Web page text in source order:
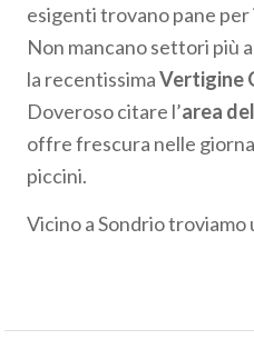
esigenti trovano pane per
Non mancano settori più
la recentissimaVertigine
Doveroso citare l’area
offre frescura nelle
piccini.
Vicino a Sondrio troviamo